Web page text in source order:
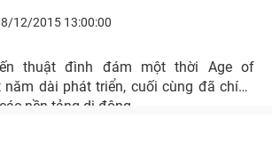
12/2015 13:00:00
thuật đình đám một thời Age of
dài phát triển, cuối cùng đã chính
nền tảng di động